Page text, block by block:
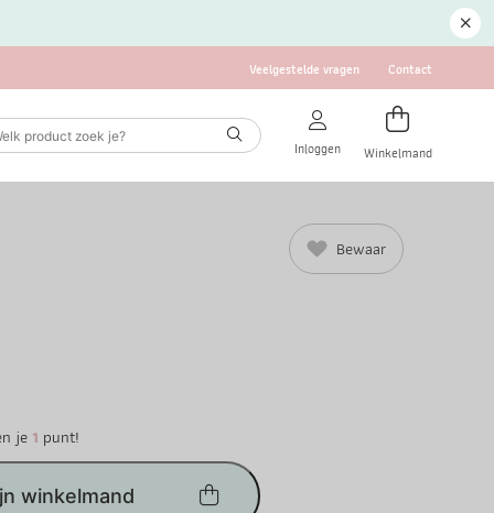
Veelgestelde vragen Contact
Inloggen Winkelmand
Bewaar
je 1 punt!
winkelmand